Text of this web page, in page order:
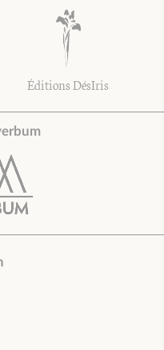
Éditions DésIris